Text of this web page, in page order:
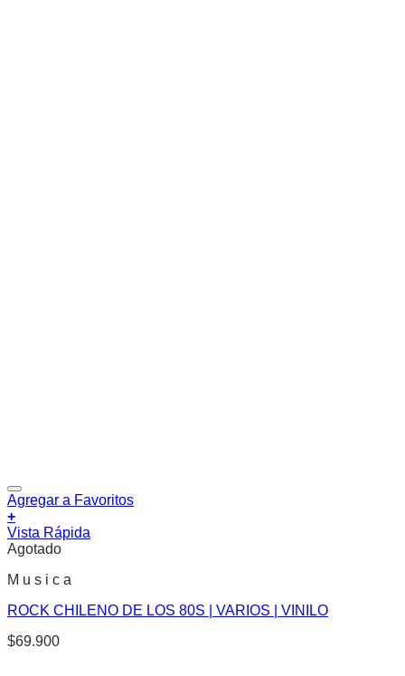
Agregar a Favoritos
+
Vista Rápida
Agotado
M u s i c a
ROCK CHILENO DE LOS 80S | VARIOS | VINILO
$69.900